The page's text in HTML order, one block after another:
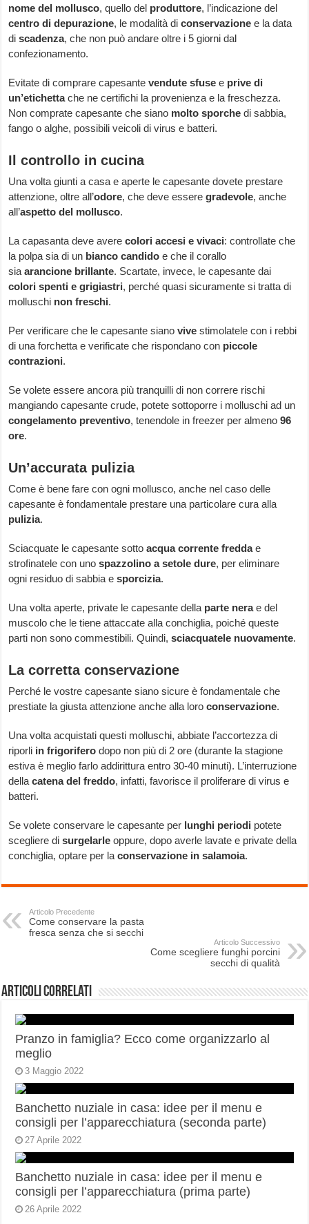
nome del mollusco, quello del produttore, l’indicazione del
centro di depurazione, le modalità diconservazione e la data
discadenza, che non può andare oltre i 5 giorni dal
confezionamento.
Evitate di comprare capesantevendute sfuse e prive di
un’etichettache ne certifichi la provenienza e la freschezza.
Non comprate capesante che siano molto sporche di sabbia,
fango o alghe, possibili veicoli di virus e batteri.
Il controllo in cucina
Una volta giunti a casa e aperte le capesante dovete prestare
attenzione, oltre all’odore, che deve esseregradevole, anche
all’aspetto del mollusco.
La capasanta deve averecolori accesi e vivaci: controllate che
la polpa sia di un bianco candido e che il corallo
siaarancione brillante. Scartate, invece, le capesante dai
colori spenti e grigiastri, perché quasi sicuramente si tratta di
molluschi non freschi.
Per verificare che le capesante siano vive stimolatele con i rebbi
di una forchetta e verificate che rispondano con piccole
contrazioni.
Se volete essere ancora più tranquilli di non correre rischi
mangiando capesante crude, potete sottoporre i molluschi ad un
congelamento preventivo, tenendole in freezer per almeno96
ore.
Un’accurata pulizia
Come è bene fare con ogni mollusco, anche nel caso delle
capesante è fondamentale prestare una particolare cura alla
pulizia.
Sciacquate le capesante sottoacqua corrente freddae
strofinatele con unospazzolino a setole dure, per eliminare
ogni residuo di sabbia esporcizia.
Una volta aperte, private le capesante della parte nerae del
muscolo che le tiene attaccate alla conchiglia, poiché queste
parti non sono commestibili. Quindi,sciacquatele nuovamente.
La corretta conservazione
Perché le vostre capesante siano sicure è fondamentale che
prestiate la giusta attenzione anche alla loroconservazione.
Una volta acquistati questi molluschi, abbiate l’accortezza di
riporli in frigorifero dopo non più di 2 ore (durante la stagione
estiva è meglio farlo addirittura entro 30-40 minuti). L’interruzione
dellacatena del freddo, infatti, favorisce il proliferare di virus e
batteri.
Se volete conservare le capesante per lunghi periodi potete
scegliere disurgelarle oppure, dopo averle lavate e private della
conchiglia, optare per la conservazione in salamoia.
Articolo Precedente
Come conservare la pasta
fresca senza che si secchi
Articolo Successivo
Come scegliere funghi porcini
secchi di qualità
Articoli correlati
Pranzo in famiglia? Ecco come organizzarlo al
meglio
3 Maggio 2022
Banchetto nuziale in casa: idee per il menu e
consigli per l’apparecchiatura (seconda parte)
27 Aprile 2022
Banchetto nuziale in casa: idee per il menu e
consigli per l’apparecchiatura (prima parte)
26 Aprile 2022